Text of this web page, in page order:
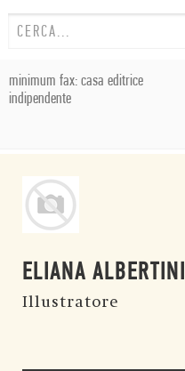
minimum fax: casa editrice
indipendente
ELIANA ALBERTINI
Illustratore